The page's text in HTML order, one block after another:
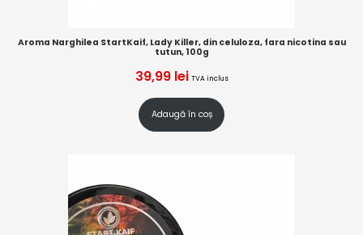
Aroma Narghilea StartKaif, Lady Killer, din celuloza, fara nicotina sau
tutun, 100g
39,99 lei TVA inclus
Adaugă în coș